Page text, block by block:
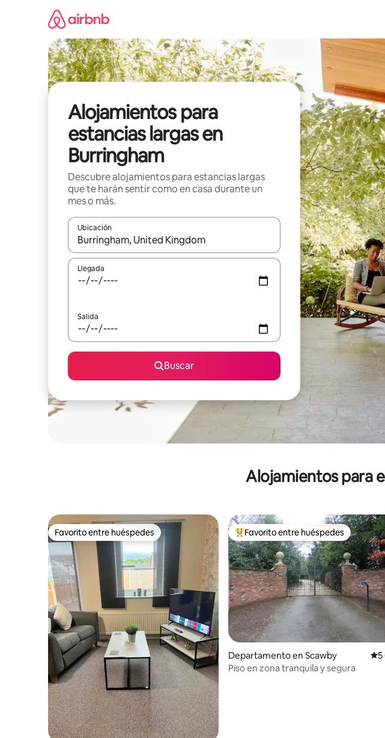
Alojamientos para
estancias largas en
Burringham
Descubre alojamientos para estancias largas
que te harán sentir como en casa durante un
mes o más.
Ubicación
Cuando los resultados estén disponibles, podrás navegar usando las teclas de
Llegada
Salida
Buscar
Alojamientos para
Favorito entre huéspedes
Favorito entre huéspedes De los mejores en Favorito entre
Favorito entre huéspedes
Departamento en Scawby
5
Piso en zona tranquila y segura